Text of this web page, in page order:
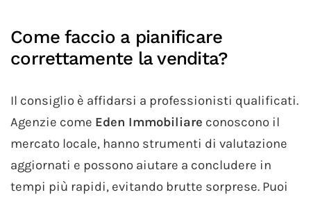
Come faccio a pianificare
correttamente la vendita?
Il consiglio è affidarsi a professionisti qualificati.
Agenzie come Eden Immobiliare conoscono il
mercato locale, hanno strumenti di valutazione
aggiornati e possono aiutare a concludere in
tempi più rapidi, evitando brutte sorprese. Puoi